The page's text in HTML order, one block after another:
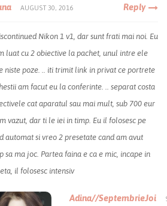
AUGUST 30, 2016 Reply
Nikon 1 v1, dar sunt frati mai noi. Eu
luat cu 2 obiective la pachet, unul intre ele
niste poze. .. iti trimit link in privat ce portrete
am facut eu la conferinte. .. separat costa
cat aparatul sau mai mult, sub 700 eur
vazut, dar ti le iei in timp. Eu il folosesc pe
automat si vreo 2 presetate cand am avut
sa ma joc. Partea faina e ca e mic, incape in
il folosesc intensiv
Adina//SeptembrieJoi